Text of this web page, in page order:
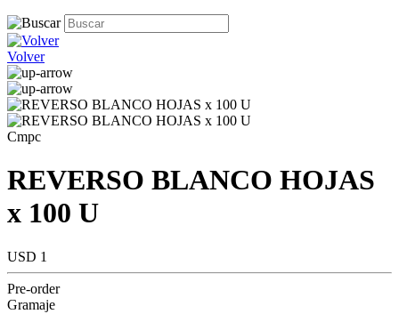
Volver
Cmpc
REVERSO BLANCO HOJAS
x 100 U
USD 1
Pre-order
Gramaje